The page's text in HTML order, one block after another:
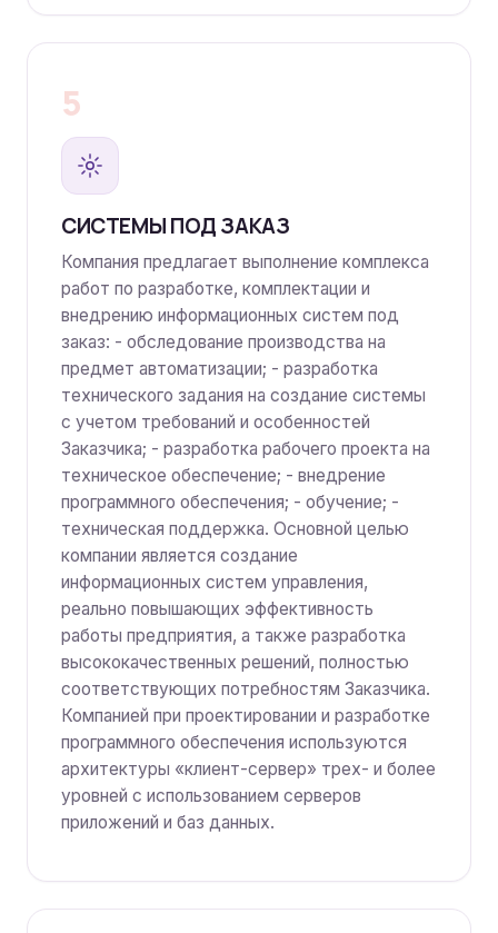
5
СИСТЕМЫ ПОД ЗАКАЗ
Компания предлагает выполнение комплекса
работ по разработке, комплектации и
внедрению информационных систем под
заказ: - обследование производства на
предмет автоматизации; - разработка
технического задания на создание системы
с учетом требований и особенностей
Заказчика; - разработка рабочего проекта на
техническое обеспечение; - внедрение
программного обеспечения; - обучение; -
техническая поддержка. Основной целью
компании является создание
информационных систем управления,
реально повышающих эффективность
работы предприятия, а также разработка
высококачественных решений, полностью
соответствующих потребностям Заказчика.
Компанией при проектировании и разработке
программного обеспечения используются
архитектуры «клиент-сервер» трех- и более
уровней с использованием серверов
приложений и баз данных.